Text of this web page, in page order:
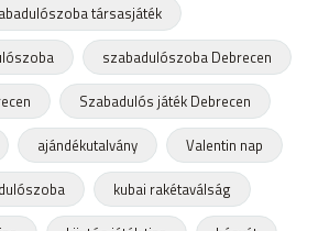
társasjáték
szabadulószoba Debrecen
Szabadulós játék Debrecen
ajándékutalvány
Valentin nap
kubai rakétaválság